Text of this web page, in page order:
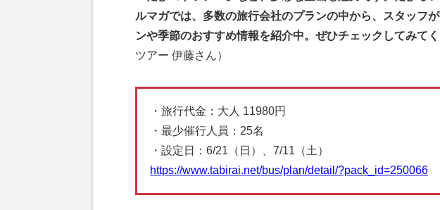
ルマガでは、多数の旅行会社のプランの中から、スタッフ
ンや季節のおすすめ情報を紹介中。ぜひチェックしてみて
ツアー 伊藤さん）
・旅行代金：大人 11980円
・最少催行人員：25名
・設定日：6/21（日）、7/11（土）
https://www.tabirai.net/bus/plan/detail/?pack_id=250066